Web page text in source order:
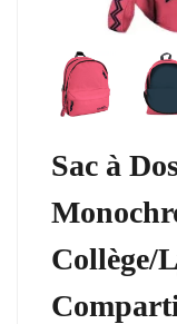
Sac à
Collège/